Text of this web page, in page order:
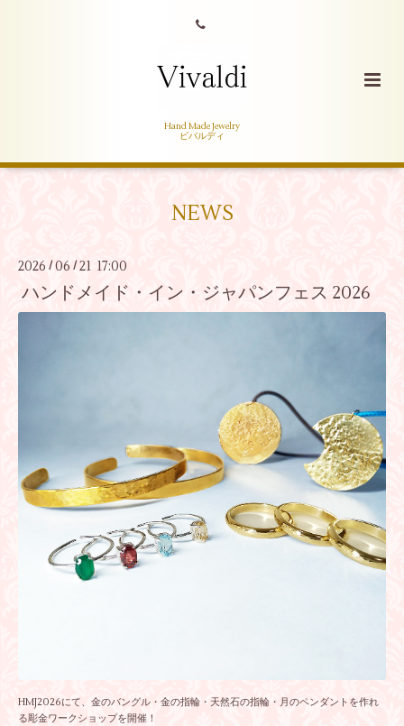
Hand Made Jewelry
ビバルディ
NEWS
2026 /06 / 21 17:00
ハンドメイド・イン・ジャパンフェス 2026
HMJ2026にて、金のバングル・金の指輪・天然石の指輪・月のペンダントを作れ
る彫金ワークショップを開催！